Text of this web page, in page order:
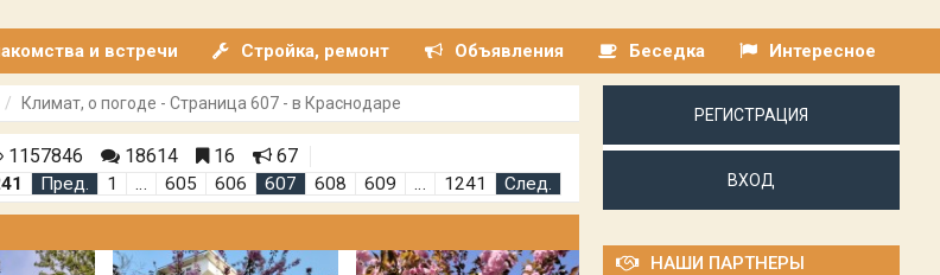
и встречи Стройка, ремонт Объявления Беседка Интересное
Климат, о погоде - Страница 607 - в Краснодаре
1157846 18614 16 67
Пред. 1 … 605 606 607 608 609 … 1241 След.
РЕГИСТРАЦИЯ
ВХОД
НАШИ ПАРТНЕРЫ